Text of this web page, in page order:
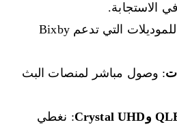
الاستجابة.
: للموديلات التي تدعم Bixby
: وصول مباشر لمنصات البث
: نغطي